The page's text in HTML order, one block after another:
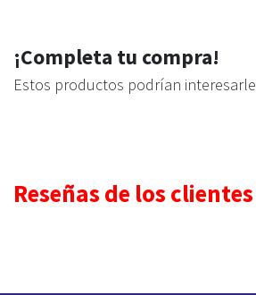
¡Completa tu compra!
Estos productos podrían interesarle
Reseñas de los clientes